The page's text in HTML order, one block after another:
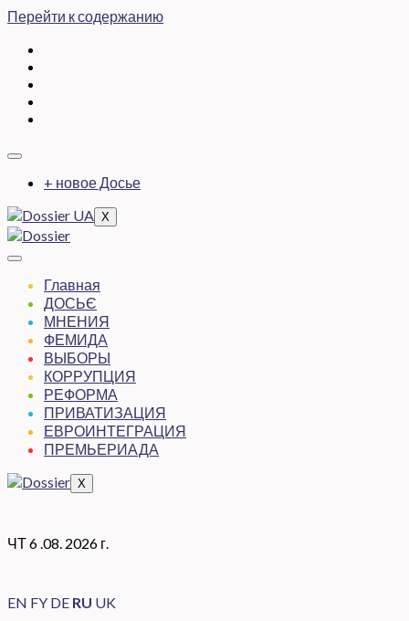
Перейти к содержанию
+ новое Досье
X
Главная
ДОСЬЄ
МНЕНИЯ
ФЕМИДА
ВЫБОРЫ
КОРРУПЦИЯ
РЕФОРМА
ПРИВАТИЗАЦИЯ
ЕВРОИНТЕГРАЦИЯ
ПРЕМЬЕРИАДА
X
ЧТ 6 .08. 2026 г.
EN FY DE RU UK